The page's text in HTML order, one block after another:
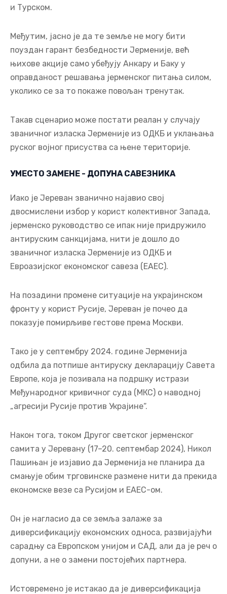
и Турском.
Међутим, јасно је да те земље не могу бити
поуздан гарант безбедности Јерменије, већ
њихове акције само убеђују Анкару и Баку у
оправданост решавања јерменског питања силом,
уколико се за то покаже повољан тренутак.
Такав сценарио може постати реалан у случају
званичног изласка Јерменије из ОДКБ и уклањања
руског војног присуства са њене територије.
УМЕСТО ЗАМЕНЕ - ДОПУНА САВЕЗНИКА
Иако је Јереван званично најавио свој
двосмислени избор у корист колективног Запада,
јерменско руководство се ипак није придружило
антируским санкцијама, нити је дошло до
званичног изласка Јерменије из ОДКБ и
Евроазијског економског савеза (ЕАЕС).
На позадини промене ситуације на украјинском
фронту у корист Русије, Јереван је почео да
показује помирљиве гестове према Москви.
Тако је у септембру 2024. године Јерменија
одбила да потпише антируску декларацију Савета
Европе, која је позивала на подршку истрази
Међународног кривичног суда (МКС) о наводној
„агресији Русије против Украјине“.
Након тога, током Другог светског јерменског
самита у Јеревану (17–20. септембар 2024), Никол
Пашињан је изјавио да Јерменија не планира да
смањује обим трговинске размене нити да прекида
економске везе са Русијом и ЕАЕС-ом.
Он је нагласио да се земља залаже за
диверсификацију економских односа, развијајући
сарадњу са Европском унијом и САД, али да је реч о
допуни, а не о замени постојећих партнера.
Истовремено је истакао да је диверсификација